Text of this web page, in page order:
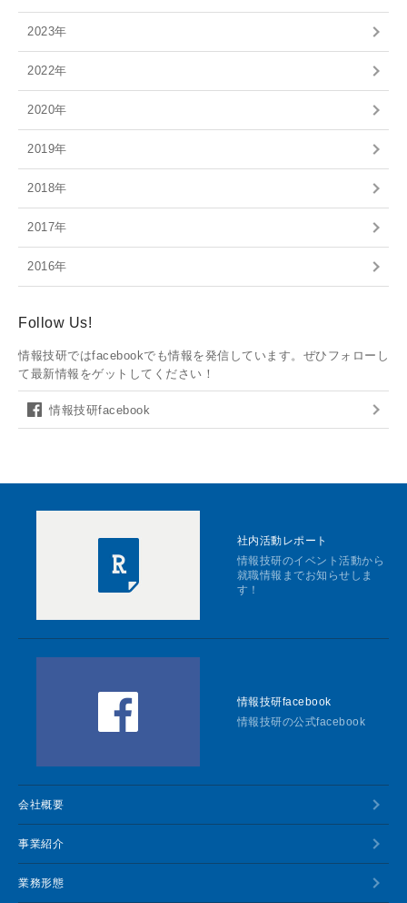
2023年
2022年
2020年
2019年
2018年
2017年
2016年
Follow Us!
情報技研ではfacebookでも情報を発信しています。ぜひフォローし
て最新情報をゲットしてください！
情報技研facebook
社内活動レポート
情報技研のイベント活動から
就職情報までお知らせしま
す！
情報技研facebook
情報技研の公式facebook
会社概要
事業紹介
業務形態